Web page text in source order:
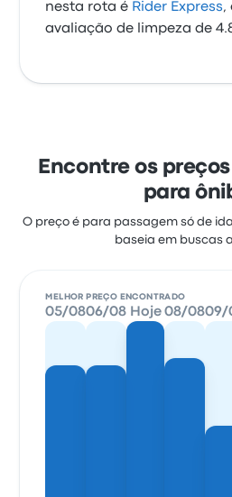
nesta rota é Rider Express,
avaliação de limpeza de
Encontre os
para
O preço é para passagem só de
baseia em buscas
MELHOR PREÇO ENCONTRADO
05/0806/08 Hoje 08/0809/